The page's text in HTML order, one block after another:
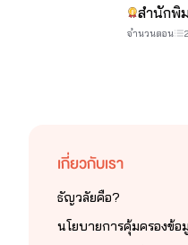
สำนักพิ
จำนวนตอน
เกี่ยวกับเรา
ธัญวลัยคือ?
นโยบายการคุ้มครองข้